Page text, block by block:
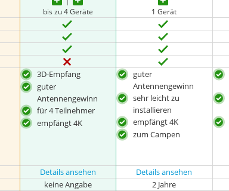
bis zu 4 Geräte 1 Gerät
3D-Empfang
guter
Antennengewinn
für 4 Teilnehmer
empfängt 4K
guter
Antennengewinn
sehr leicht zu
installieren
empfängt 4K
zum Campen
Details ansehen Details ansehen
keine Angabe 2 Jahre